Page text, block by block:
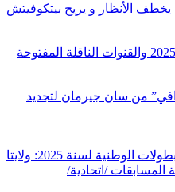
الأنظار و يريح بيتكوفيتش
من سان جيرمان لتجديد
ألعاب القوى/ أماكن إجراء البطولات الوطنية لسنة 2025: ولايتا
المسابقات /اتحادية/